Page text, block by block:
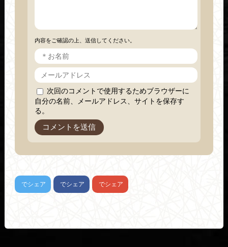
内容をご確認の上、送信してください。
次回のコメントで使用するためブラウザーに
自分の名前、メールアドレス、サイトを保存す
る。
でシェア でシェア でシェア